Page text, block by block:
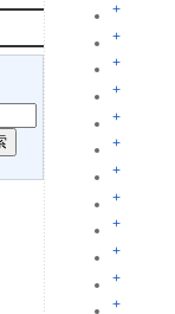
+
+
+
+
+
+
+
+
+
+
+
+